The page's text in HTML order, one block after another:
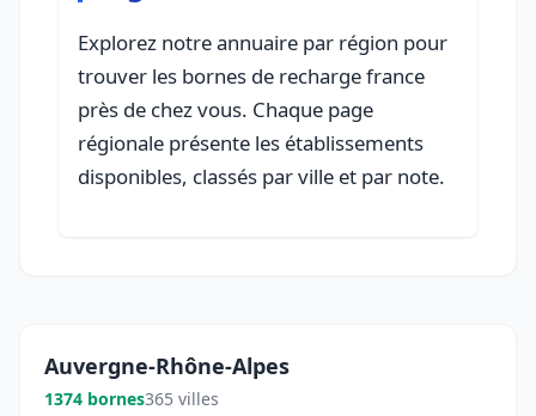
Explorez notre annuaire par région pour
trouver les bornes de recharge france
près de chez vous. Chaque page
régionale présente les établissements
disponibles, classés par ville et par note.
Auvergne-Rhône-Alpes
1374 bornes365 villes